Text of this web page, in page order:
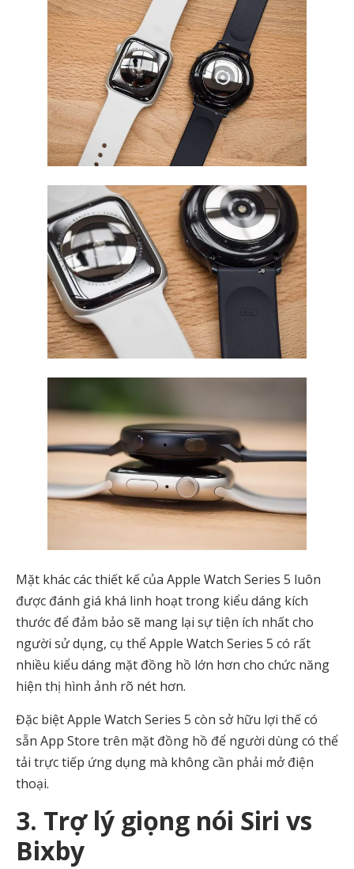
Mặt khác các thiết kế của Apple Watch Series 5 luôn
được đánh giá khá linh hoạt trong kiểu dáng kích
thước để đảm bảo sẽ mang lại sự tiện ích nhất cho
người sử dụng, cụ thể Apple Watch Series 5 có rất
nhiều kiểu dáng mặt đồng hồ lớn hơn cho chức năng
hiện thị hình ảnh rõ nét hơn.
Đặc biệt Apple Watch Series 5 còn sở hữu lợi thế có
sẵn App Store trên mặt đồng hồ để người dùng có thể
tải trực tiếp ứng dụng mà không cần phải mở điện
thoại.
3. Trợ lý giọng nói Siri vs
Bixby